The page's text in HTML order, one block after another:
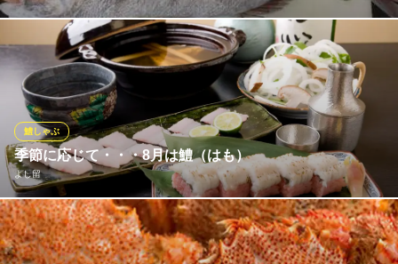
天然ふぐ・はも料理 堂島幸鶴
天然ふぐと黒毛和牛
ＪＲ東西線北新地駅 徒歩5分
大阪府大阪市北区堂島浜1-4-4 アクア堂島フォンターナ1F
近海天然物だけを厳選して、握り寿司コースやおまかせコース、
豊富なアラカルトメニューも充実しております
旬菜旬魚 淡
和食/日本料理/寿司
ＪＲ東西線北新地駅 徒歩2分
大阪府大阪市北区曽根崎新地1-3-10 山忠ビル2号館4F
季節に応じて・・・8月は鱧（はも）
よし留
鱧しゃぶ
8月限定！淡路産の鱧（はも）料理 日本酒、ワインも取り揃えて
います